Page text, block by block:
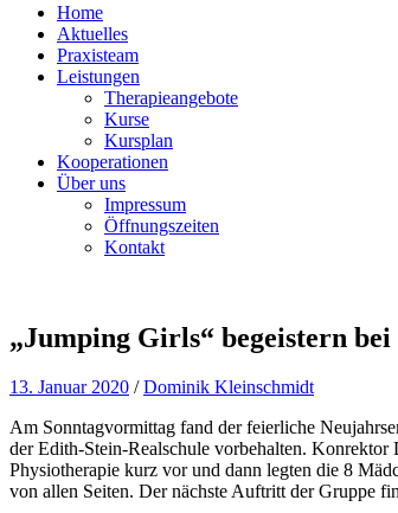
Home
Aktuelles
Praxisteam
Leistungen
Therapieangebote
Kurse
Kursplan
Kooperationen
Über uns
Impressum
Öffnungszeiten
Kontakt
„Jumping Girls“ begeistern
13. Januar 2020 /Dominik Kleinschmidt
Am Sonntagvormittag fand der feierliche
der Edith-Stein-Realschule vorbehalten.
Physiotherapie kurz vor und dann legten die 8
von allen Seiten. Der nächste Auftritt der Gruppe